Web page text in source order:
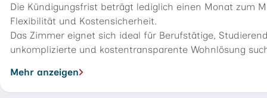
Die Kündigungsfrist beträgt lediglich einen Monat zum
Flexibilität und Kostensicherheit.
Das Zimmer eignet sich ideal für Berufstätige,
unkomplizierte und kostentransparente Wohnlösung
Mehr anzeigen